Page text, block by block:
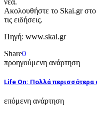
Ακολουθήστε το Skai.gr
τις ειδήσεις.
Πηγή: www.skai.gr
Share0
προηγούμενη ανάρτηση
Life On: Πολλά περισσότερα
επόμενη ανάρτηση